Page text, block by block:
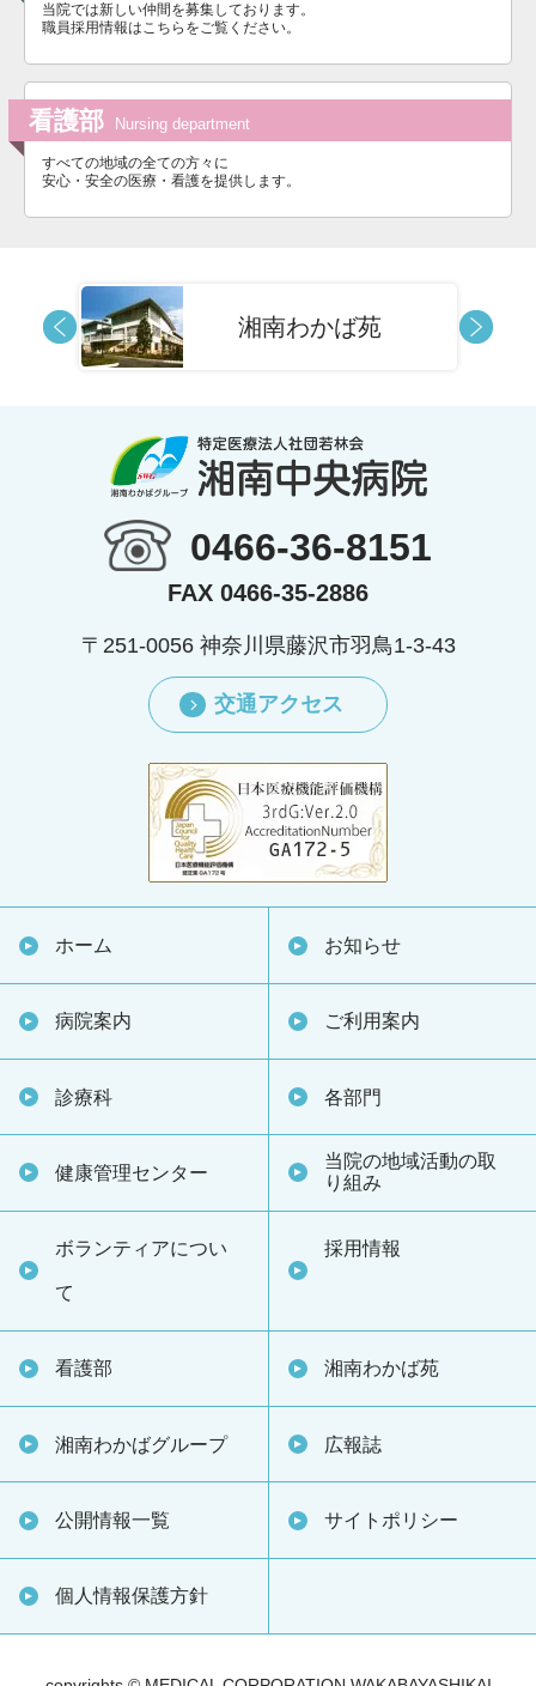
当院では新しい仲間を募集しております。
職員採用情報はこちらをご覧ください。
看護部 Nursing department
すべての地域の全ての方々に
安心・安全の医療・看護を提供します。
湘南わかば苑
0466-36-8151
FAX 0466-35-2886
〒251-0056 神奈川県藤沢市羽鳥1-3-43
交通アクセス
ホーム お知らせ
病院案内 ご利用案内
診療科 各部門
健康管理センター
当院の地域活動の取
り組み
ボランティアについ
て
採用情報
看護部 湘南わかば苑
湘南わかばグループ 広報誌
公開情報一覧 サイトポリシー
個人情報保護方針